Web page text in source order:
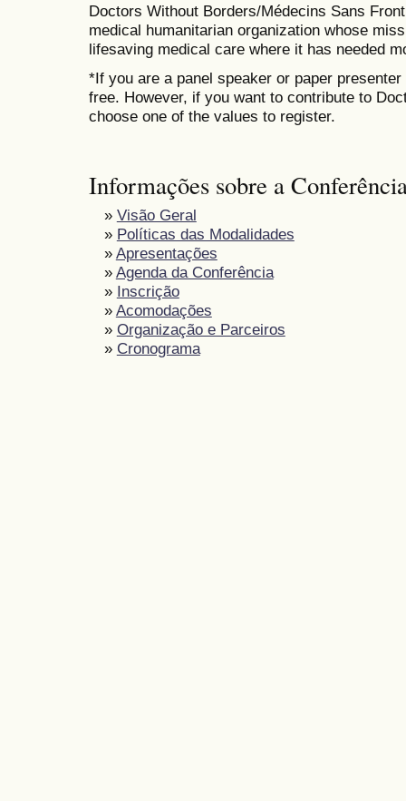
Doctors Without Borders/Médecins Sans
medical humanitarian organization whose
lifesaving medical care where it has needed
*If you are a panel speaker or paper
free. However, if you want to contribute to
choose one of the values to register.
Informações sobre a
» Visão Geral
» Políticas das Modalidades
» Apresentações
» Agenda da Conferência
» Inscrição
» Acomodações
» Organização e Parceiros
» Cronograma